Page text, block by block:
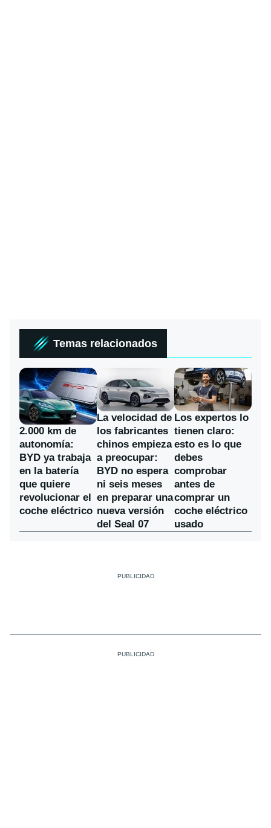
Temas relacionados
2.000 km de
autonomía:
BYD ya trabaja
en la batería
que quiere
revolucionar el
coche eléctrico
La velocidad de
los fabricantes
chinos empieza
a preocupar:
BYD no espera
ni seis meses
en preparar una
nueva versión
del Seal 07
Los expertos lo
tienen claro:
esto es lo que
debes
comprobar
antes de
comprar un
coche eléctrico
usado